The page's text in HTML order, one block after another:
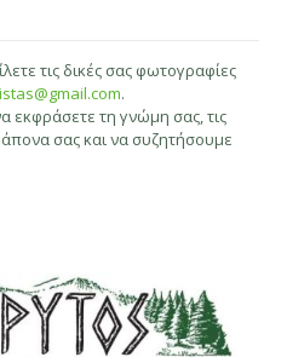
τις δικές σας φωτογραφίες
.
εκφράσετε τη γνώμη σας, τις
σας και να συζητήσουμε